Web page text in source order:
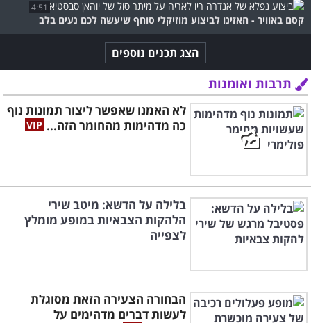
4:51
קסם באוויר - האזינו לביצוע מוזיקלי סוחף שיעשה לכם נעים בלב
הצג תכנים נוספים
תרבות ואומנות
לא האמנו שאפשר ליצור תמונות נוף
כה מדהימות מהחומר הזה...
בלילה על הדשא: מיטב שירי
הלהקות הצבאיות במופע מומלץ
לצפייה
הבחורה הצעירה הזאת מסוגלת
לעשות דברים מדהימים על